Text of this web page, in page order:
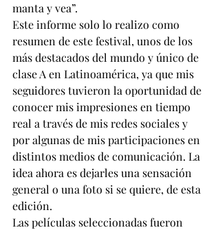
manta y vea”.
Este informe solo lo realizo como
resumen de este festival, unos de los
más destacados del mundo y único de
clase A en Latinoamérica, ya que mis
seguidores tuvieron la oportunidad de
conocer mis impresiones en tiempo
real a través de mis redes sociales y
por algunas de mis participaciones en
distintos medios de comunicación. La
idea ahora es dejarles una sensación
general o una foto si se quiere, de esta
edición.
Las películas seleccionadas fueron